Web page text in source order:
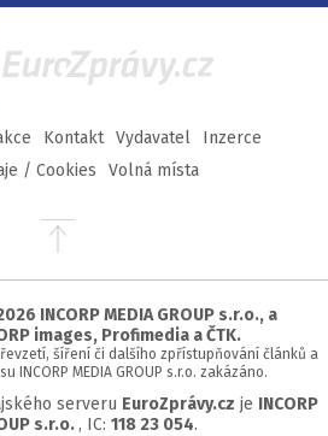
TwitterInstagram
YouTube
EuroZprávy.cz
Kontakt Vydavatel
Inzerce
/ Cookies
Volná místa
Přejít
stránky
INCORP MEDIA GROUP s.r.o., a
images, Profimedia a ČTK.
šíření či dalšího zpřístupňování článků a
INCORP MEDIA GROUP s.r.o. zakázáno.
serveru EuroZprávy.cz je INCORP
s.r.o. , IC: 118 23 054.